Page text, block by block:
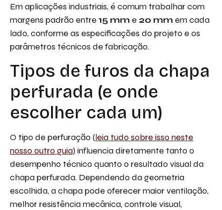
Em aplicações industriais, é comum trabalhar com
margens padrão entre 15 mm e 20 mm em cada
lado, conforme as especificações do projeto e os
parâmetros técnicos de fabricação.
Tipos de furos da chapa
perfurada (e onde
escolher cada um)
O tipo de perfuração (leia tudo sobre isso neste
nosso outro guia) influencia diretamente tanto o
desempenho técnico quanto o resultado visual da
chapa perfurada. Dependendo da geometria
escolhida, a chapa pode oferecer maior ventilação,
melhor resistência mecânica, controle visual,